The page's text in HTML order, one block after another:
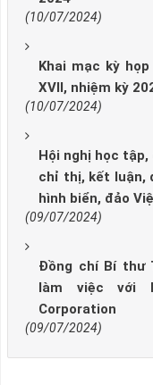
(10/07/2024)
Khai mạc kỳ
XVII, nhiệm kỳ
(10/07/2024)
Hội nghị học
chỉ thị, kết luận,
hình biển, đảo
(09/07/2024)
Đồng chí Bí thư
làm việc với
Corporation
(09/07/2024)